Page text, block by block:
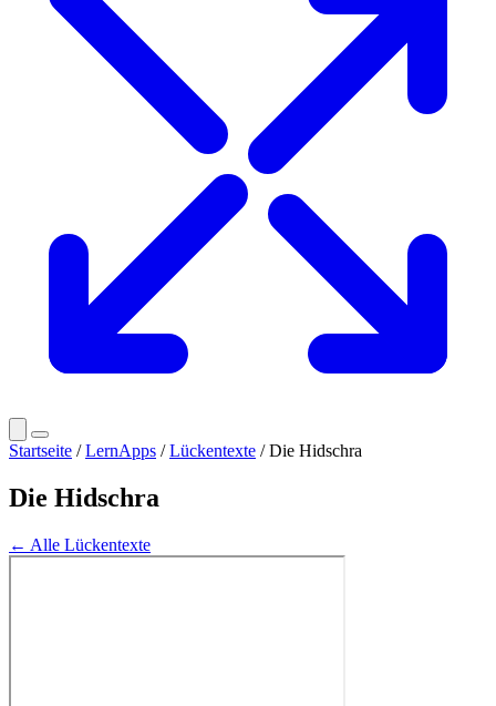
Startseite /LernApps /Lückentexte / Die Hidschra
Die Hidschra
← Alle Lückentexte